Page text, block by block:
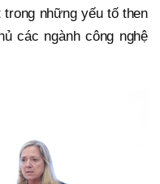
những yếu tố then
các ngành công nghệ